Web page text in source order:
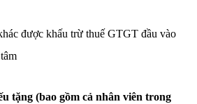
được khấu trừ thuế GTGT đầu vào
tặng (bao gồm cả nhân viên trong